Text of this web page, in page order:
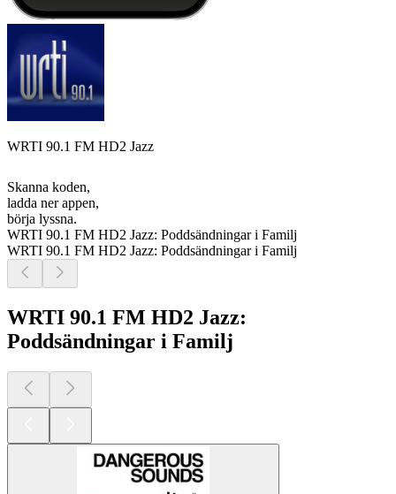
WRTI 90.1 FM HD2 Jazz
Skanna koden,
ladda ner appen,
börja lyssna.
WRTI 90.1 FM HD2 Jazz: Poddsändningar i Familj
WRTI 90.1 FM HD2 Jazz: Poddsändningar i Familj
WRTI 90.1 FM HD2 Jazz:
Poddsändningar i Familj